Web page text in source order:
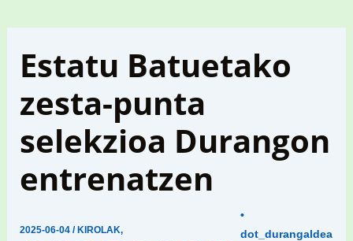
Estatu Batuetako
zesta-punta
selekzioa Durangon
entrenatzen
2025-06-04/ KIROLAK,
•
dot_durangaldea